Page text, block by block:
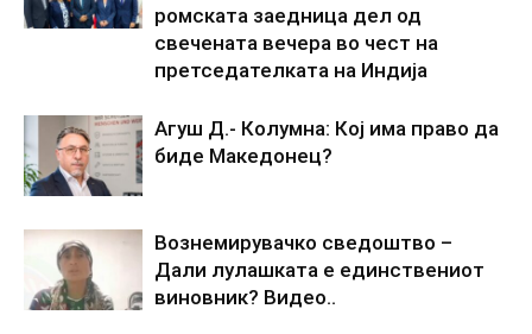
ромската заедница дел од
свечената вечера во чест на
претседателката на Индија
Агуш Д.- Колумна: Кој има право да
биде Македонец?
Вознемирувачко сведоштво –
Дали лулашката е единствениот
виновник? Видео..